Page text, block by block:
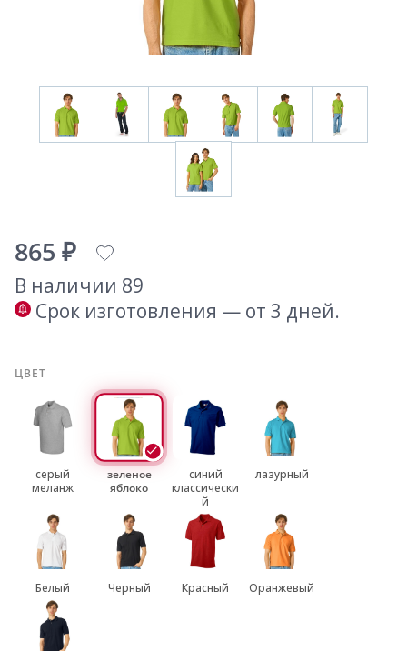
865 ₽
В наличии 89
Срок изготовления — от 3 дней.
ЦВЕТ
серый
меланж
зеленое
яблоко
синий
классически
й
лазурный
Белый Черный Красный Оранжевый